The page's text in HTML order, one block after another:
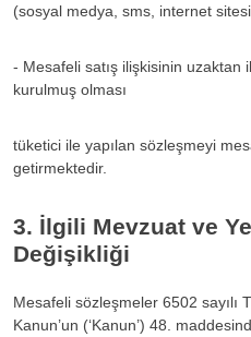
(sosyal medya, sms, internet
- Mesafeli satış ilişkisinin uzaktan
kurulmuş olması
tüketici ile yapılan sözleşmeyi
getirmektedir.
3. İlgili Mevzuat ve
Değişikliği
Mesafeli sözleşmeler 6502 sayılı
Kanun’un (‘Kanun’) 48.